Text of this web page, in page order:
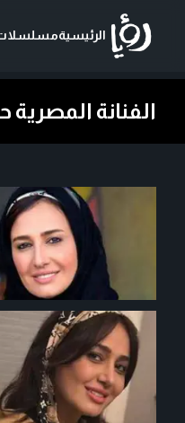
الرئيسية
الفنانة المصرية